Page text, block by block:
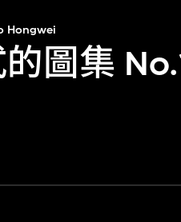
Hongwei
圖集